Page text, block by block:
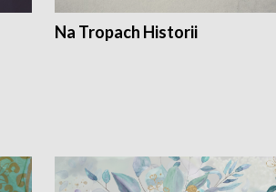
Na Tropach Historii